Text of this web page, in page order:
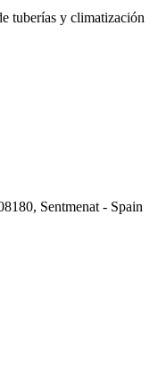
tuberías y climatización
Sentmenat - Spain